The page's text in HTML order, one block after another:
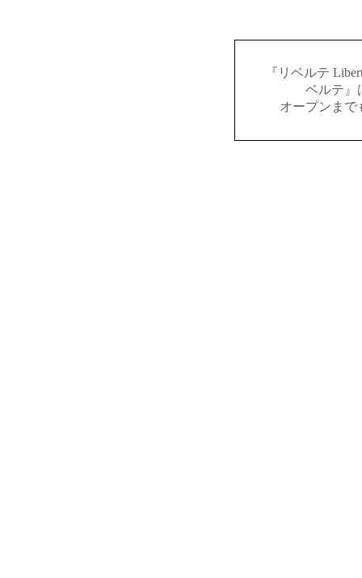
『リベルテ
ベルテ』
オープンまで